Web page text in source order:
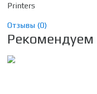
Printers
Отзывы (0)
Рекомендуем